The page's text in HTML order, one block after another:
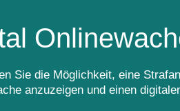
Sie die Möglichkeit, eine
anzuzeigen und einen